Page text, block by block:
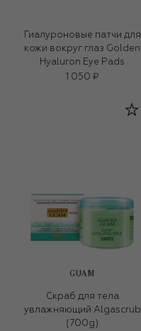
Гиалуроновые патчи для
кожи вокруг глаз Golden
Hyaluron Еуе Pads
1 050 ₽
GUAM
Скраб для тела
увлажняющий Algascrub
(700g)